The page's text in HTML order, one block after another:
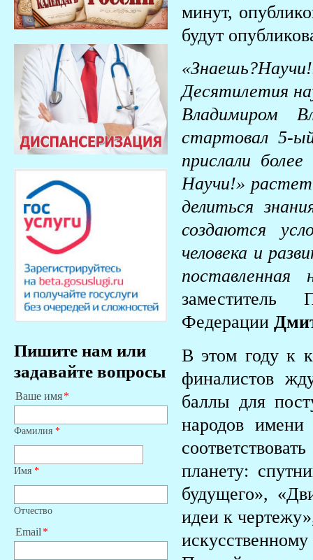
Пишите нам или
задавайте вопросы
Ваше имя
Фамилия *
Имя *
Отчество
Email
минут,
будут
Десятилетия
Владимиром
стартовал 5-
прислали
Научи!»
делиться
создаются
человека и
заместитель
Федерации
В этом году к
финалистов
баллы для
народов
планету:
будущего»,
идеи к